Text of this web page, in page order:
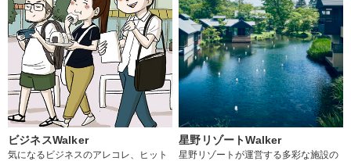
ビジネスWalker
気になるビジネスのアレコレ、ヒット
星野リゾートWalker
星野リゾートが運営する多彩な施設の